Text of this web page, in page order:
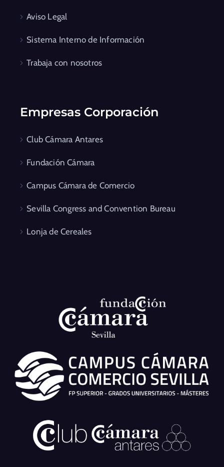
Aviso Legal
Sistema Interno de Información
Trabaja con nosotros
Empresas Corporación
Club Cámara Antares
Fundación Cámara
Campus Cámara de Comercio
Sevilla Congress and Convention Bureau
Lonja de Cereales